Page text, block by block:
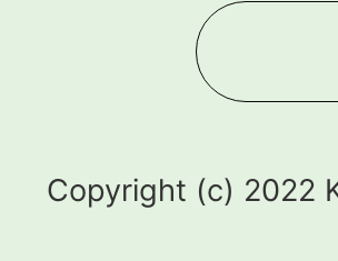
Copyright (c) 2022